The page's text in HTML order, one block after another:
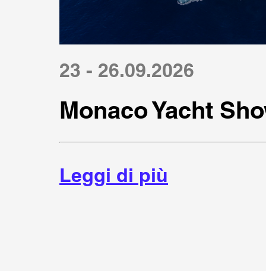
23 - 26.09.2026
Monaco Yacht
Leggi di più